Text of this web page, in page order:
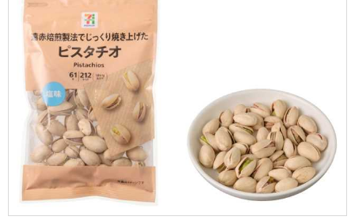
今週の新商品
来週の新商品
商品カテゴリ一覧
セブンプレミアム
食の安全・安心への取組み
サービス
サービストップ
nanacoトップ
マルチコピー機でできること
マルチコピー機でできることトップ
便利なサービス
企業情報トップ
ニュースリリース
ごあいさつ
私たちの取組み
サステナビリティ
サステナビリティトップ